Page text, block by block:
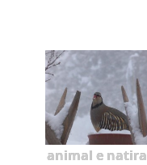
animal e natira